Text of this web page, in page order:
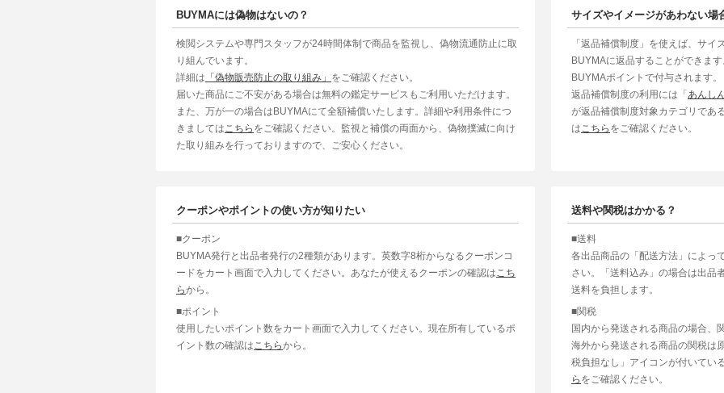
BUYMAには偽物はないの？
検閲システムや専門スタッフが24時間体制で商品を監視し、偽物流通防止に取
り組んでいます。
詳細は 「偽物販売防止の取り組み」 をご確認ください。
届いた商品にご不安がある場合は無料の鑑定サービスもご利用いただけます。
また、万が一の場合はBUYMAにて全額補償いたします。詳細や利用条件につ
きましては こちら をご確認ください。監視と補償の両面から、偽物撲滅に向け
た取り組みを行っておりますので、ご安心ください。
サイズやイメージがあわない場
「返品補償制度」を使えば、サ
BUYMAに返品することができま
BUYMAポイントで付与されます。
返品補償制度の利用には「 あんし
が返品補償制度対象カテゴリであ
は こちら をご確認ください。
クーポンやポイントの使い方が知りたい
■クーポン
BUYMA発行と出品者発行の2種類があります。英数字8桁からなるクーポンコ
ードをカート画面で入力してください。あなたが使えるクーポンの確認は こち
らから。
■ポイント
使用したいポイント数をカート画面で入力してください。現在所有しているポ
イント数の確認は こちらから。
送料や関税はかかる？
■送料
各出品商品の「配送方法」によっ
さい。「送料込み」の場合は出品
送料を負担します。
■関税
国内から発送される商品の場合、
海外から発送される商品の関税は
税負担なし」アイコンが付いてい
ら をご確認ください。